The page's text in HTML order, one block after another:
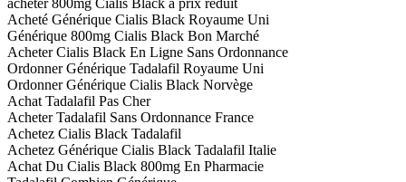
acheter 800mg Cialis Black à prix réduit
Acheté Générique Cialis Black Royaume Uni
Générique 800mg Cialis Black Bon Marché
Acheter Cialis Black En Ligne Sans Ordonnance
Ordonner Générique Tadalafil Royaume Uni
Ordonner Générique Cialis Black Norvège
Achat Tadalafil Pas Cher
Acheter Tadalafil Sans Ordonnance France
Achetez Cialis Black Tadalafil
Achetez Générique Cialis Black Tadalafil Italie
Achat Du Cialis Black 800mg En Pharmacie